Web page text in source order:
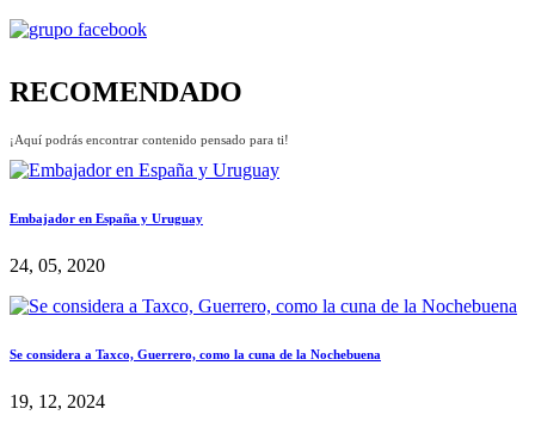
RECOMENDADO
¡Aquí podrás encontrar contenido pensado para ti!
Embajador en España y Uruguay
24, 05, 2020
Se considera a Taxco, Guerrero, como la cuna de la Nochebuena
19, 12, 2024